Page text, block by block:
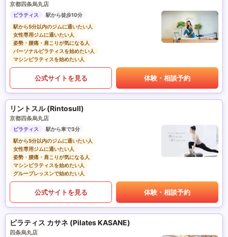
京都四条烏丸店
ピラティス
駅から徒歩10分
駅から5分以内のジムに通いたい人
女性専用ジムに通いたい人
姿勢・腰痛・肩こりが気になる人
パーソナルピラティスを始めたい人
マシンピラティスを始めたい人
公式サイトを見る 体験・相談予約
リントスル (Rintosull)
京都四条烏丸店
ピラティス
駅から車で3分
駅から5分以内のジムに通いたい人
女性専用ジムに通いたい人
姿勢・腰痛・肩こりが気になる人
マシンピラティスを始めたい人
グループレッスンで始めたい人
公式サイトを見る 体験・相談予約
ピラティス カサネ (Pilates KASANE)
四条烏丸店